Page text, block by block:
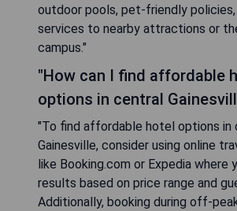
outdoor pools, pet-friendly
services to nearby attractions or
campus."
"How can I find affordable
options in central
"To find affordable hotel options in
Gainesville, consider using online
like Booking.com or Expedia where
results based on price range and
Additionally, booking during off-